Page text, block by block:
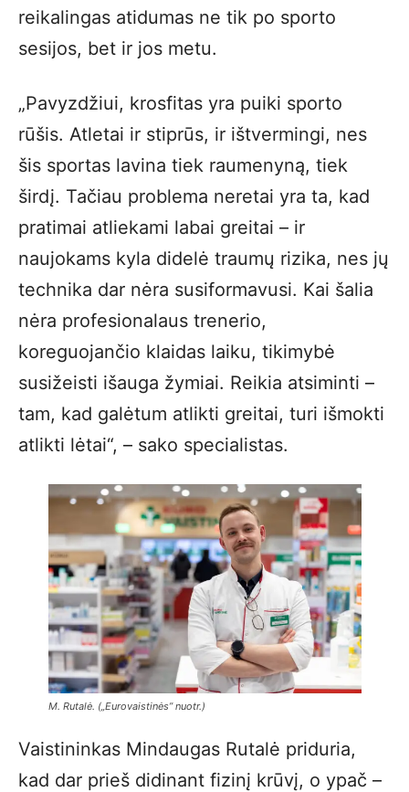
reikalingas atidumas ne tik po sporto
sesijos, bet ir jos metu.
„Pavyzdžiui, krosfitas yra puiki sporto
rūšis. Atletai ir stiprūs, ir ištvermingi, nes
šis sportas lavina tiek raumenyną, tiek
širdį. Tačiau problema neretai yra ta, kad
pratimai atliekami labai greitai – ir
naujokams kyla didelė traumų rizika, nes jų
technika dar nėra susiformavusi. Kai šalia
nėra profesionalaus trenerio,
koreguojančio klaidas laiku, tikimybė
susižeisti išauga žymiai. Reikia atsiminti –
tam, kad galėtum atlikti greitai, turi išmokti
atlikti lėtai“, – sako specialistas.
M. Rutalė. („Eurovaistinės” nuotr.)
Vaistininkas Mindaugas Rutalė priduria,
kad dar prieš didinant fizinį krūvį, o ypač –